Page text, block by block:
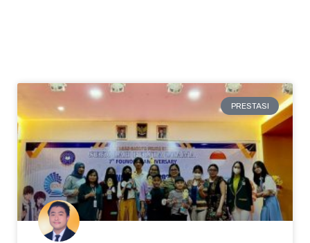
PRESTASI